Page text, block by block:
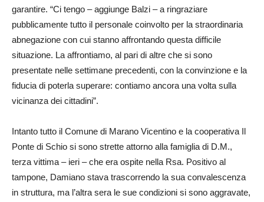
garantire. “Ci tengo – aggiunge Balzi – a ringraziare
pubblicamente tutto il personale coinvolto per la straordinaria
abnegazione con cui stanno affrontando questa difficile
situazione. La affrontiamo, al pari di altre che si sono
presentate nelle settimane precedenti, con la convinzione e la
fiducia di poterla superare: contiamo ancora una volta sulla
vicinanza dei cittadini”.
Intanto tutto il Comune di Marano Vicentino e la cooperativa Il
Ponte di Schio si sono strette attorno alla famiglia di D.M.,
terza vittima – ieri – che era ospite nella Rsa. Positivo al
tampone, Damiano stava trascorrendo la sua convalescenza
in struttura, ma l’altra sera le sue condizioni si sono aggravate,